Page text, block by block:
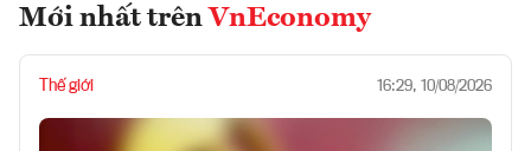
Mới nhất trên VnEconomy
Thế giới 16:29, 10/08/2026